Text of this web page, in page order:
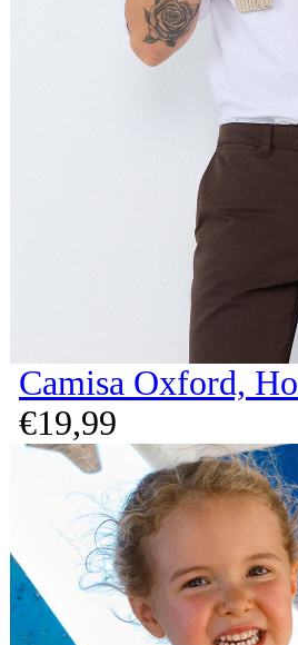
Camisa Oxford,
€19,99